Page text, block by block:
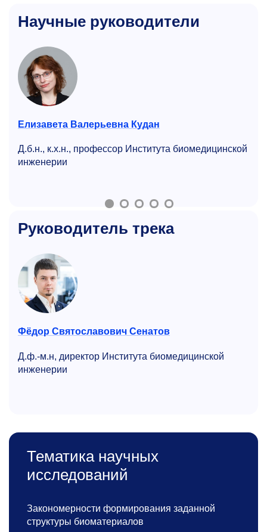
Научные руководители
Елизавета Валерьевна Кудан
Д.б.н., к.х.н., профессор Института биомедицинской
инженерии
Руководитель трека
Фёдор Святославович Сенатов
Д.ф.-м.н, директор Института биомедицинской
инженерии
Тематика научных
исследований
Закономерности формирования заданной
структуры биоматериалов